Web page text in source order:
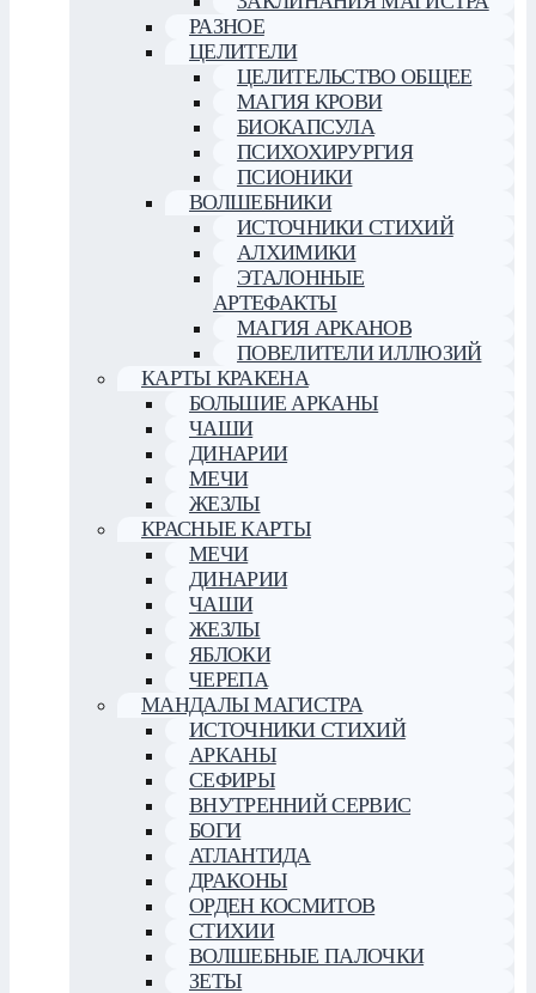
РАЗНОЕ
ЦЕЛИТЕЛИ
ЦЕЛИТЕЛЬСТВО ОБЩЕЕ
МАГИЯ КРОВИ
БИОКАПСУЛА
ПСИХОХИРУРГИЯ
ПСИОНИКИ
ВОЛШЕБНИКИ
ИСТОЧНИКИ СТИХИЙ
АЛХИМИКИ
ЭТАЛОННЫЕ
АРТЕФАКТЫ
МАГИЯ АРКАНОВ
ПОВЕЛИТЕЛИ ИЛЛЮЗИЙ
КАРТЫ КРАКЕНА
БОЛЬШИЕ АРКАНЫ
ЧАШИ
ДИНАРИИ
МЕЧИ
ЖЕЗЛЫ
КРАСНЫЕ КАРТЫ
МЕЧИ
ДИНАРИИ
ЧАШИ
ЖЕЗЛЫ
ЯБЛОКИ
ЧЕРЕПА
МАНДАЛЫ МАГИСТРА
ИСТОЧНИКИ СТИХИЙ
АРКАНЫ
СЕФИРЫ
ВНУТРЕННИЙ СЕРВИС
БОГИ
АТЛАНТИДА
ДРАКОНЫ
ОРДЕН КОСМИТОВ
СТИХИИ
ВОЛШЕБНЫЕ ПАЛОЧКИ
ЗЕТЫ